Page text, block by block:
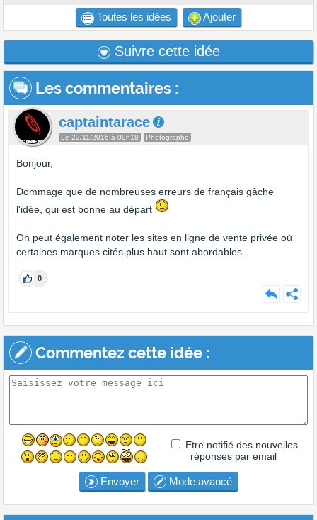
Toutes les idées Ajouter
Suivre cette idée
Les commentaires :
captaintarace
Le 22/11/2016 à 09h18 Photographe
Bonjour,
Dommage que de nombreuses erreurs de français gâche
l'idée, qui est bonne au départ
On peut également noter les sites en ligne de vente privée où
certaines marques cités plus haut sont abordables.
0
Commentez cette idée :
Etre notifié des nouvelles
réponses par email
Envoyer Mode avancé